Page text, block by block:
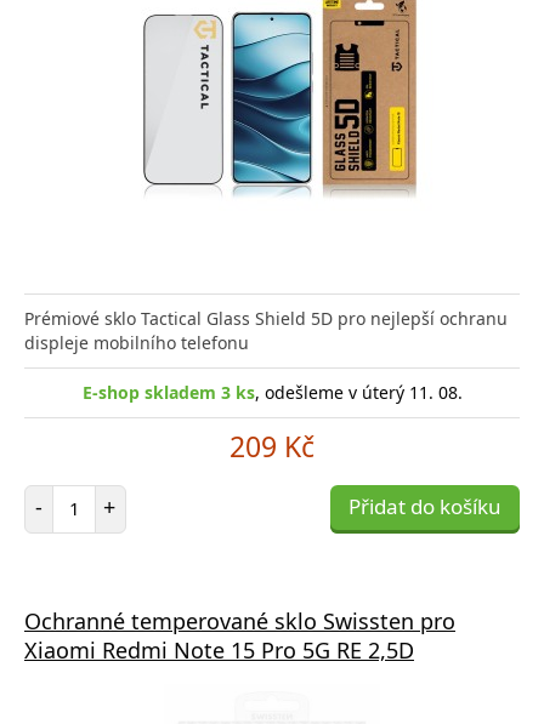
Prémiové sklo Tactical Glass Shield 5D pro nejlepší ochranu
displeje mobilního telefonu
E-shop skladem 3 ks, odešleme v úterý 11. 08.
209 Kč
- Počet položek
+ Přidat do košíku
Ochranné temperované sklo Swissten pro
Xiaomi Redmi Note 15 Pro 5G RE 2,5D